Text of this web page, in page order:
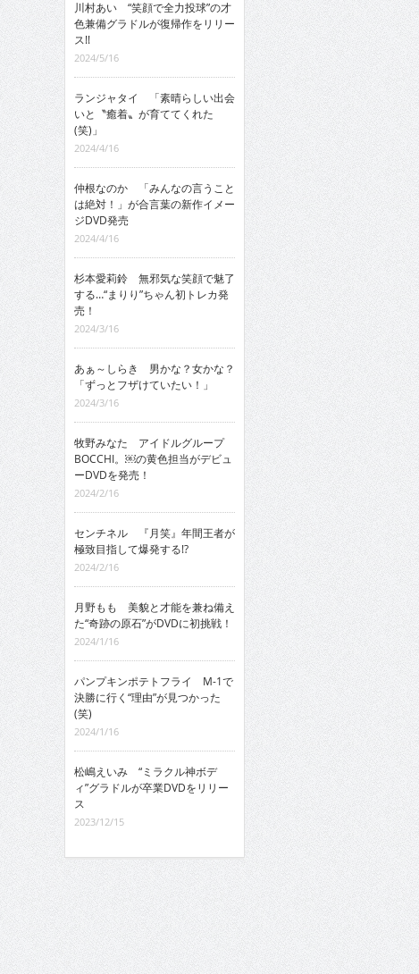
川村あい “笑顔で全力投球”の才
色兼備グラドルが復帰作をリリー
ス!!
2024/5/16
ランジャタイ 「素晴らしい出会
いと〝癒着〟が育ててくれた
(笑)」
2024/4/16
仲根なのか 「みんなの言うこと
は絶対！」が合言葉の新作イメー
ジDVD発売
2024/4/16
杉本愛莉鈴 無邪気な笑顔で魅了
する…“まりり”ちゃん初トレカ発
売！
2024/3/16
あぁ～しらき 男かな？女かな？
「ずっとフザけていたい！」
2024/3/16
牧野みなた アイドルグループ
BOCCHI。￼の黄色担当がデビュ
ーDVDを発売！
2024/2/16
センチネル 『月笑』年間王者が
極致目指して爆発する!?
2024/2/16
月野もも 美貌と才能を兼ね備え
た“奇跡の原石”がDVDに初挑戦！
2024/1/16
パンプキンポテトフライ M-1で
決勝に行く“理由”が見つかった
(笑)
2024/1/16
松嶋えいみ “ミラクル神ボデ
ィ”グラドルが卒業DVDをリリー
ス
2023/12/15